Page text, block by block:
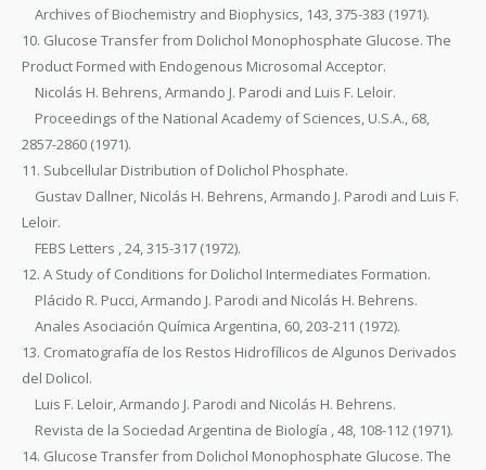
Archives of Biochemistry and Biophysics, 143, 375-383 (1971).
10. Glucose Transfer from Dolichol Monophosphate Glucose. The
Product Formed with Endogenous Microsomal Acceptor.
Nicolás H. Behrens, Armando J. Parodi and Luis F. Leloir.
Proceedings of the National Academy of Sciences, U.S.A., 68,
2857-2860 (1971).
11. Subcellular Distribution of Dolichol Phosphate.
Gustav Dallner, Nicolás H. Behrens, Armando J. Parodi and Luis F.
Leloir.
FEBS Letters , 24, 315-317 (1972).
12. A Study of Conditions for Dolichol Intermediates Formation.
Plácido R. Pucci, Armando J. Parodi and Nicolás H. Behrens.
Anales Asociación Química Argentina, 60, 203-211 (1972).
13. Cromatografía de los Restos Hidrofílicos de Algunos Derivados
del Dolicol.
Luis F. Leloir, Armando J. Parodi and Nicolás H. Behrens.
Revista de la Sociedad Argentina de Biología , 48, 108-112 (1971).
14. Glucose Transfer from Dolichol Monophosphate Glucose. The